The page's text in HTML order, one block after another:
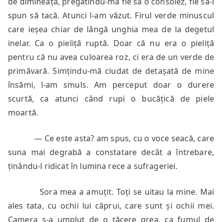
spun să tacă. Atunci l-am văzut. Firul verde minuscul
care ieșea chiar de lângă unghia mea de la degetul
inelar. Ca o pieliță ruptă. Doar că nu era o pieliță
pentru că nu avea culoarea roz, ci era de un verde de
primăvară. Simțindu-mă ciudat de detașată de mine
însămi, l-am smuls. Am perceput doar o durere
scurtă, ca atunci când rupi o bucățică de piele
moartă.
— Ce este asta? am spus, cu o voce seacă, care
suna mai degrabă a constatare decât a întrebare,
ținându-l ridicat în lumina rece a sufrageriei.
Sora mea a amuțit. Toți se uitau la mine. Mai
ales tata, cu ochii lui căprui, care sunt și ochii mei.
Camera s-a umplut de o tăcere grea, ca fumul de